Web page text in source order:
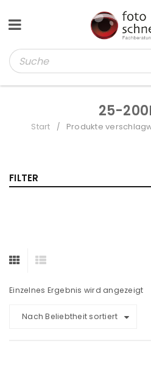
25-
Start / Produkte
FILTER
Einzelnes Ergebnis wird angezeigt
Nach Beliebtheit sortiert